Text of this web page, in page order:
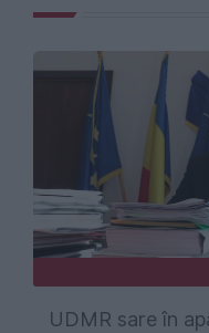
UDMR sare în